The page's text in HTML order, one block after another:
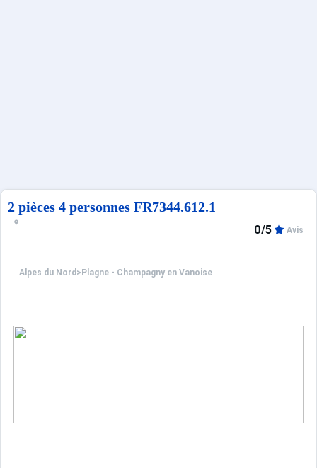
2 pièces 4 personnes FR7344.612.1
Alpes du Nord > Plagne - Champagny en Vanoise
0/5 Avis